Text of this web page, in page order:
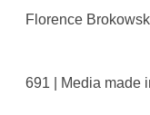
Florence
691 | Media made